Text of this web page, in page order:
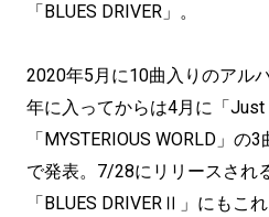
「BLUES DRIVER」。
2020年5月に10曲入りのアル
年に入ってからは4月に「Just
「MYSTERIOUS WORLD」の
で発表。7/28にリリースされ
「BLUES DRIVERⅡ」にもこ